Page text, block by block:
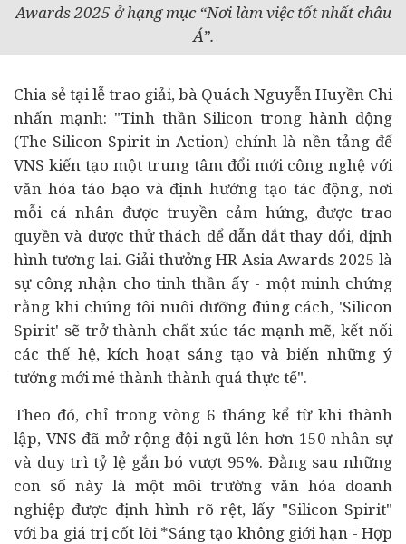
Awards 2025 ở hạng mục “Nơi làm việc tốt nhất châu
Á”.
Chia sẻ tại lễ trao giải, bà Quách Nguyễn Huyền Chi
nhấn mạnh: "Tinh thần Silicon trong hành động
(The Silicon Spirit in Action) chính là nền tảng để
VNS kiến tạo một trung tâm đổi mới công nghệ với
văn hóa táo bạo và định hướng tạo tác động, nơi
mỗi cá nhân được truyền cảm hứng, được trao
quyền và được thử thách để dẫn dắt thay đổi, định
hình tương lai. Giải thưởng HR Asia Awards 2025 là
sự công nhận cho tinh thần ấy - một minh chứng
rằng khi chúng tôi nuôi dưỡng đúng cách, 'Silicon
Spirit' sẽ trở thành chất xúc tác mạnh mẽ, kết nối
các thế hệ, kích hoạt sáng tạo và biến những ý
tưởng mới mẻ thành thành quả thực tế".
Theo đó, chỉ trong vòng 6 tháng kể từ khi thành
lập, VNS đã mở rộng đội ngũ lên hơn 150 nhân sự
và duy trì tỷ lệ gắn bó vượt 95%. Đằng sau những
con số này là một môi trường văn hóa doanh
nghiệp được định hình rõ rệt, lấy "Silicon Spirit"
với ba giá trị cốt lõi *Sáng tạo không giới hạn - Hợp